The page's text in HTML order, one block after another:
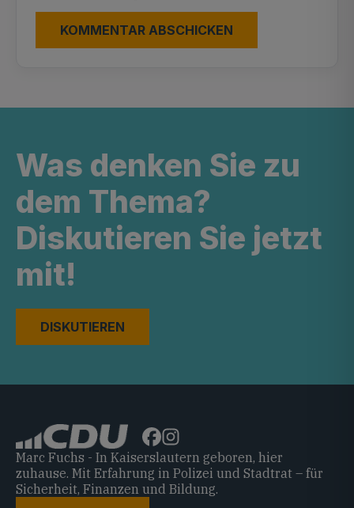
Was denken Sie zu
dem Thema?
Diskutieren Sie jetzt
mit!
DISKUTIEREN
Marc Fuchs - In Kaiserslautern geboren, hier
zuhause. Mit Erfahrung in Polizei und Stadtrat – für
Sicherheit, Finanzen und Bildung.